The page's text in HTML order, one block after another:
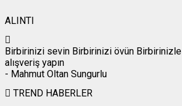
ALINTI
Birbirinizi sevin Birbirinizi övün Birbirinizle
alışveriş yapın
- Mahmut Oltan Sungurlu
TREND HABERLER